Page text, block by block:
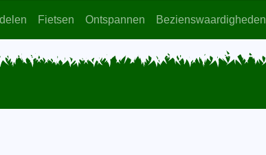
Fietsen Ontspannen Bezienswaardigheden